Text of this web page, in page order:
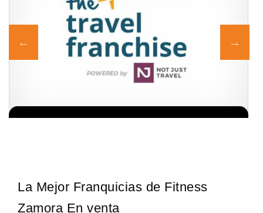
La Mejor Franquicias de Fitness
Zamora En venta